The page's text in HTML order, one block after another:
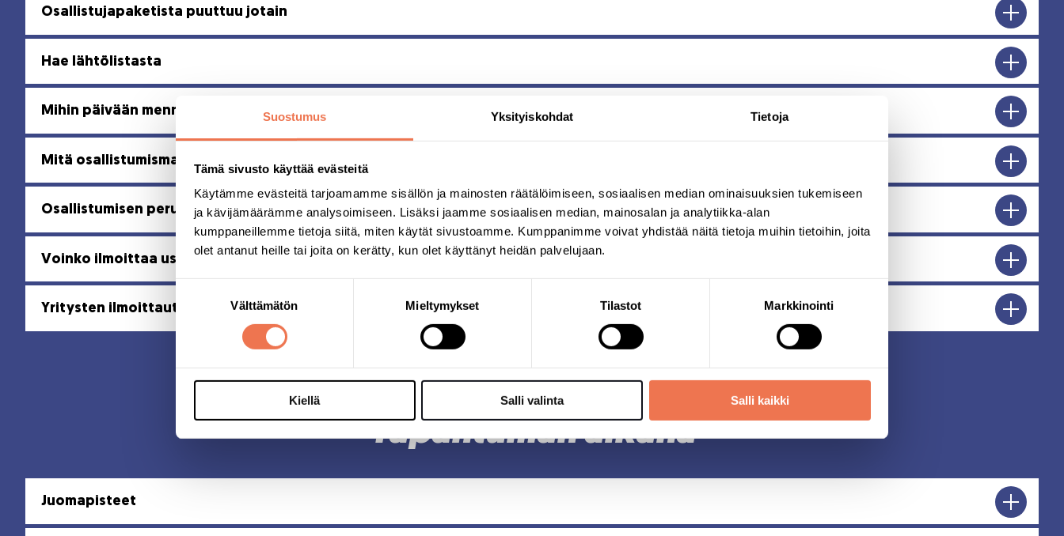
Suostumus Yksityiskohdat Tietoja
Tämä sivusto käyttää evästeitä
Käytämme evästeitä tarjoamamme sisällön ja mainosten räätälöimiseen, sosiaalisen median ominaisuuksien tukemiseen
ja kävijämäärämme analysoimiseen. Lisäksi jaamme sosiaalisen median, mainosalan ja analytiikka-alan
kumppaneillemme tietoja siitä, miten käytät sivustoamme. Kumppanimme voivat yhdistää näitä tietoja muihin tietoihin, joita
olet antanut heille tai joita on kerätty, kun olet käyttänyt heidän palvelujaan.
Suostumuksen
valinta
Välttämätön Mieltymykset Tilastot Markkinointi
Kiellä Salli valinta Salli kaikki
Osallistujapaketista puuttuu jotain
Hae lähtölistasta
Mihin päivään mennessä on ilmoittauduttava?
Mitä osallistumismaksu sisältää?
Osallistumisen peruminen tai siirtäminen
Voinko ilmoittaa useampia osallistujia kerralla?
Yritysten ilmoittautumiset
Tapahtuman aikana
Juomapisteet